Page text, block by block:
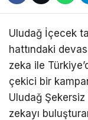
Uludağ İçecek
hattındaki
zeka ile
çekici bir
Uludağ Şekersiz
zekayı